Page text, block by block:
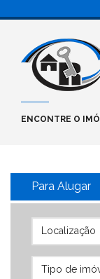
ENCONTRE O
Para Alugar